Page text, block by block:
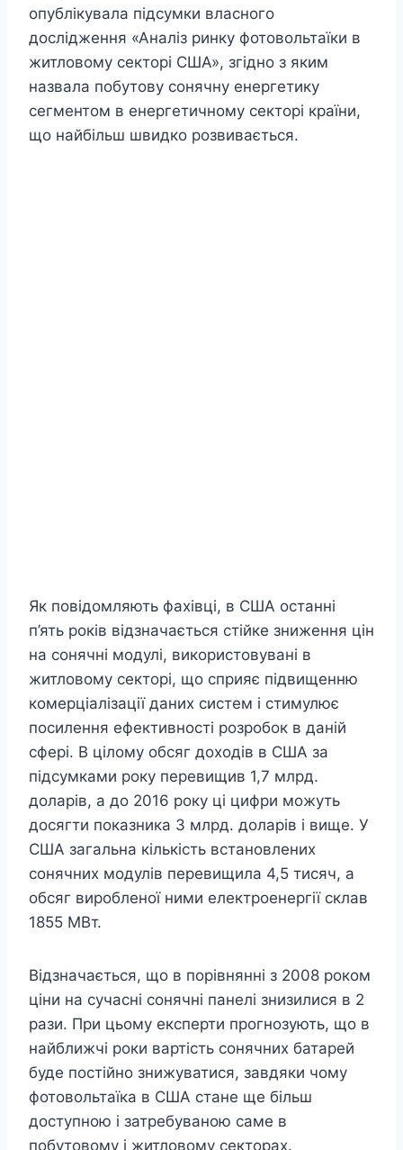
опублікувала підсумки власного
дослідження «Аналіз ринку фотовольтаїки в
житловому секторі США», згідно з яким
назвала побутову сонячну енергетику
сегментом в енергетичному секторі країни,
що найбільш швидко розвивається.
Як повідомляють фахівці, в США останні
п’ять років відзначається стійке зниження цін
на сонячні модулі, використовувані в
житловому секторі, що сприяє підвищенню
комерціалізації даних систем і стимулює
посилення ефективності розробок в даній
сфері. В цілому обсяг доходів в США за
підсумками року перевищив 1,7 млрд.
доларів, а до 2016 року ці цифри можуть
досягти показника 3 млрд. доларів і вище. У
США загальна кількість встановлених
сонячних модулів перевищила 4,5 тисяч, а
обсяг виробленої ними електроенергії склав
1855 МВт.
Відзначається, що в порівнянні з 2008 роком
ціни на сучасні сонячні панелі знизилися в 2
рази. При цьому експерти прогнозують, що в
найближчі роки вартість сонячних батарей
буде постійно знижуватися, завдяки чому
фотовольтаїка в США стане ще більш
доступною і затребуваною саме в
побутовому і житловому секторах.